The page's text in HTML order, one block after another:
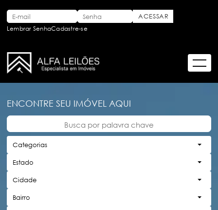
Lembrar SenhaCadastre-se
ENCONTRE SEU IMÓVEL AQUI
Categorias
Estado
Cidade
Bairro